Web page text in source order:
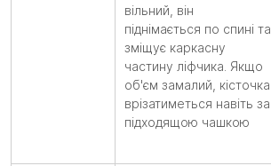
вільний, він
піднімається по спині та
зміщує каркасну
частину ліфчика. Якщо
об'єм замалий, кісточка
врізатиметься навіть за
підходящою чашкою